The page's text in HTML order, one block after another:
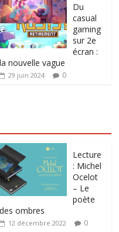
Du
casual
gaming
sur 2e
écran :
la nouvelle vague
29 juin 2024 0
Lecture
: Michel
Ocelot
– Le
poète
des ombres
12 décembre 2022 0